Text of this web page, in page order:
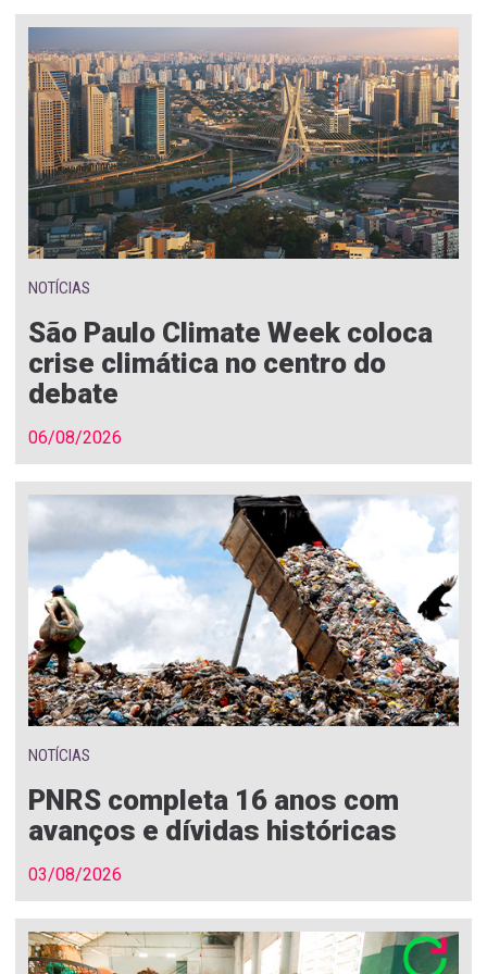
NOTÍCIAS
São Paulo Climate Week coloca
crise climática no centro do
debate
06/08/2026
NOTÍCIAS
PNRS completa 16 anos com
avanços e dívidas históricas
03/08/2026